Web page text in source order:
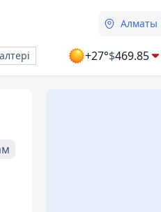
Алматы
+27°$469.85